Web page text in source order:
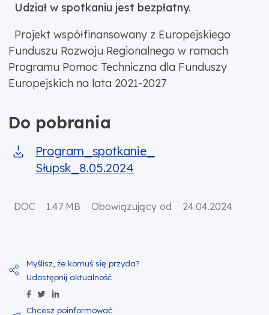
Udział w spotkaniu jest bezpłatny.
Projekt współfinansowany z Europejskiego
Funduszu Rozwoju Regionalnego w ramach
Programu Pomoc Techniczna dla Funduszy
Europejskich na lata 2021-2027
Do pobrania
Program_spotkanie_
Słupsk_8.05.2024
DOC 1.47 MB Obowiązujący od 24.04.2024
Udostępnij zawartość na Facebook
Udostępnij zawartość na Twitter